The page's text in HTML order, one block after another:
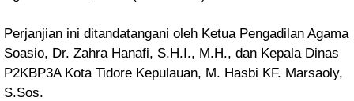
Perjanjian ini ditandatangani oleh Ketua Pengadilan Agama
Soasio, Dr. Zahra Hanafi, S.H.I., M.H., dan Kepala Dinas
P2KBP3A Kota Tidore Kepulauan, M. Hasbi KF. Marsaoly,
S.Sos.